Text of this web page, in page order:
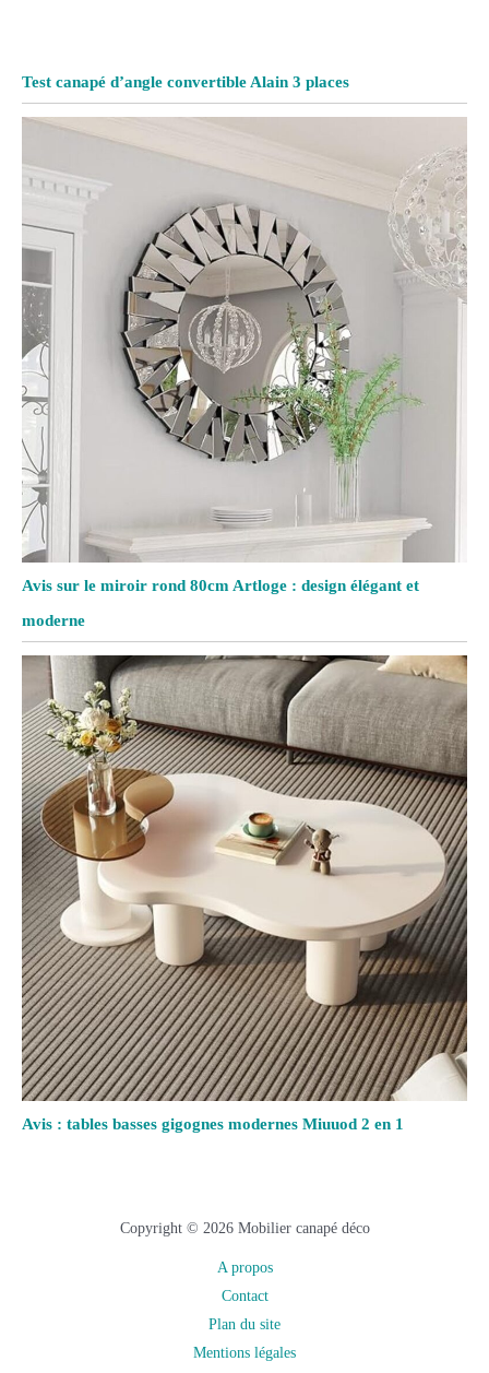
Test canapé d’angle convertible Alain 3 places
Avis sur le miroir rond 80cm Artloge : design élégant et
moderne
Avis : tables basses gigognes modernes Miuuod 2 en 1
Copyright © 2026 Mobilier canapé déco
A propos
Contact
Plan du site
Mentions légales